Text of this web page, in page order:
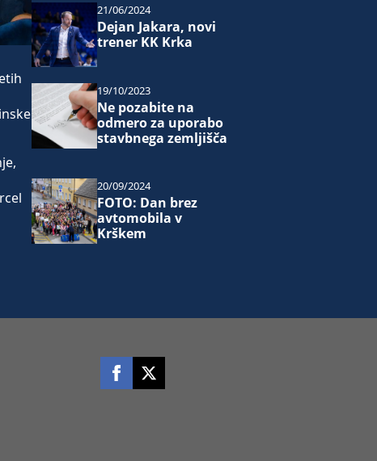
Dejan Jakara, novi
trener KK Krka
21/06/2024
Ne pozabite na
odmero za uporabo
stavbnega zemljišča
19/10/2023
FOTO: Dan brez
avtomobila v
Krškem
20/09/2024